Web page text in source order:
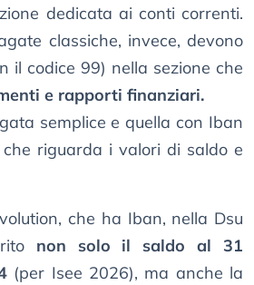
dedicata ai conti correnti.
classiche, invece, devono
il codice 99) nella sezione che
e rapporti finanziari.
semplice e quella con Iban
che riguarda i valori di saldo e
che ha Iban, nella Dsu
non solo il saldo al 31
(per Isee 2026), ma anche la